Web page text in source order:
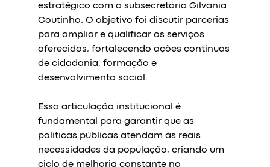
estratégico com a subsecretária Gilvania
Coutinho. O objetivo foi discutir parcerias
para ampliar e qualificar os serviços
oferecidos, fortalecendo ações contínuas
de cidadania, formação e
desenvolvimento social.
Essa articulação institucional é
fundamental para garantir que as
políticas públicas atendam às reais
necessidades da população, criando um
ciclo de melhoria constante no